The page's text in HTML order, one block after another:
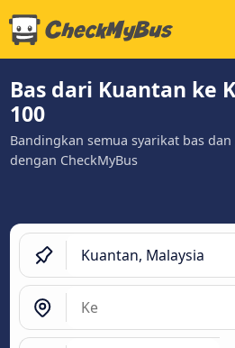
Bas dari Kuantan ke
100
Bandingkan semua syarikat bas
dengan CheckMyBus